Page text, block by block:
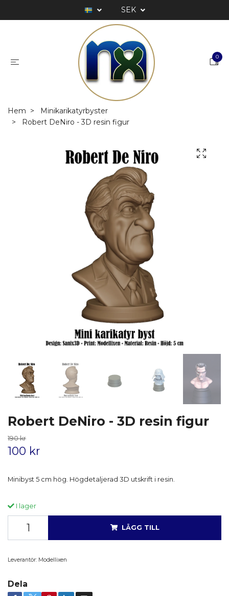
SEK
0
Hem
Minikarikatyrbyster
Robert DeNiro - 3D resin figur
Robert DeNiro - 3D resin figur
190 kr
100 kr
Minibyst 5 cm hög. Högdetaljerad 3D utskrift i resin.
I lager
LÄGG TILL
Leverantör: Modellixen
Dela